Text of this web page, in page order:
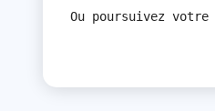
Ou poursuivez